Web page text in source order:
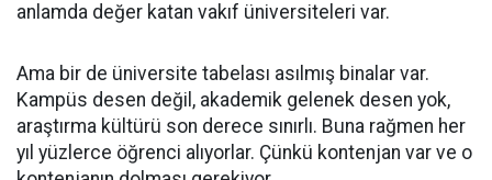
anlamda değer katan vakıf üniversiteleri var.
Ama bir de üniversite tabelası asılmış binalar var.
Kampüs desen değil, akademik gelenek desen yok,
araştırma kültürü son derece sınırlı. Buna rağmen her
yıl yüzlerce öğrenci alıyorlar. Çünkü kontenjan var ve o